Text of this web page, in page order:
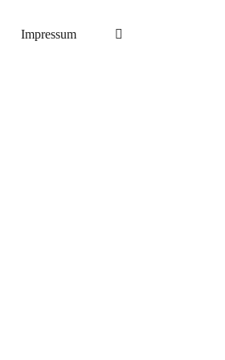
Impressum